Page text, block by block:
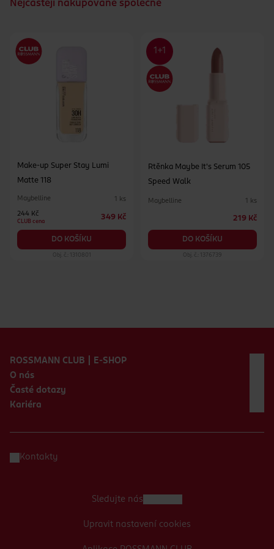
Nejčastějí nakupované společně
Make-up Super Stay Lumi
Matte 118
Maybelline 1 ks
244 Kč
CLUB cena
349 Kč
DO KOŠÍKU
Obj. č.: 1310801
Rtěnka Maybe It's Serum 105
Speed Walk
Maybelline 1 ks
219 Kč
DO KOŠÍKU
Obj. č.: 1376739
ROSSMANN CLUB | E-SHOP
O nás
Časté dotazy
Kariéra
Kontakty
Sledujte nás
Upravit nastavení cookies